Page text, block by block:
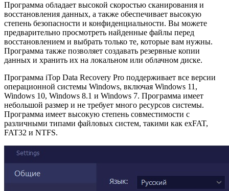
Программа обладает высокой скоростью сканирования и
восстановления данных, а также обеспечивает высокую
степень безопасности и конфиденциальности. Вы можете
предварительно просмотреть найденные файлы перед
восстановлением и выбрать только те, которые вам нужны.
Программа также позволяет создавать резервные копии
данных и хранить их на локальном или облачном диске.
Программа iTop Data Recovery Pro поддерживает все версии
операционной системы Windows, включая Windows 11,
Windows 10, Windows 8.1 и Windows 7. Программа имеет
небольшой размер и не требует много ресурсов системы.
Программа имеет высокую степень совместимости с
различными типами файловых систем, такими как exFAT,
FAT32 и NTFS.